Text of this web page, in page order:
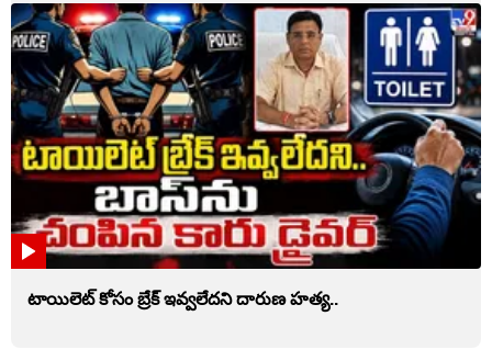
టాయిలెట్‌ కోసం బ్రేక్‌ ఇవ్వలేదని దారుణ హత్య..